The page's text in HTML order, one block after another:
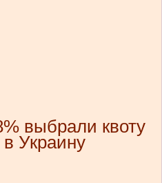
выбрали квоту
в Украину